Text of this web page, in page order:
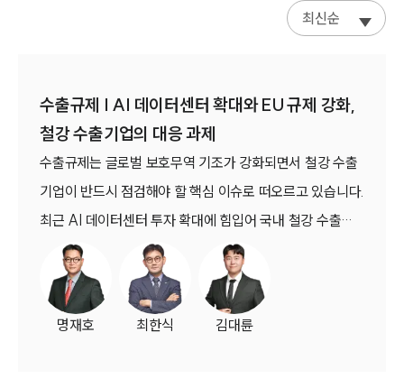
최신순
수출규제 | AI 데이터센터 확대와 EU 규제 강화,
철강 수출기업의 대응 과제
수출규제는 글로벌 보호무역 기조가 강화되면서 철강 수출
기업이 반드시 점검해야 할 핵심 이슈로 떠오르고 있습니다.
최근 AI 데이터센터 투자 확대에 힘입어 국내 철강 수출이
회복세를 보이고 있지만, EU의 신철강 조치 시행과 무관세
수입쿼터 축소 등 새로운 통상 환경도 함께 나타나고 있습니
다. 이에 따라 기업은 수출 증가라는 기회와 함께 국가별 규
제, 통관 절차, 관세 및 환경규제까지 종합적으로 검토해야
명재호 최한식 김대륜